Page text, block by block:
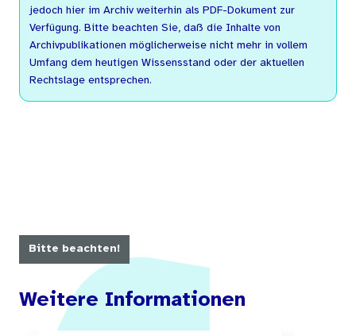
jedoch hier im Archiv weiterhin als PDF-Dokument zur
Verfügung. Bitte beachten Sie, daß die Inhalte von
Archivpublikationen möglicherweise nicht mehr in vollem
Umfang dem heutigen Wissensstand oder der aktuellen
Rechtslage entsprechen.
Bitte beachten!
Weitere Informationen